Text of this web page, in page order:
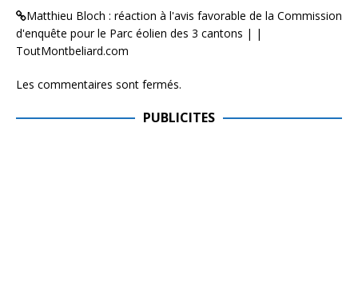
Matthieu Bloch : réaction à l'avis favorable de la Commission
d'enquête pour le Parc éolien des 3 cantons | |
ToutMontbeliard.com
Les commentaires sont fermés.
PUBLICITES